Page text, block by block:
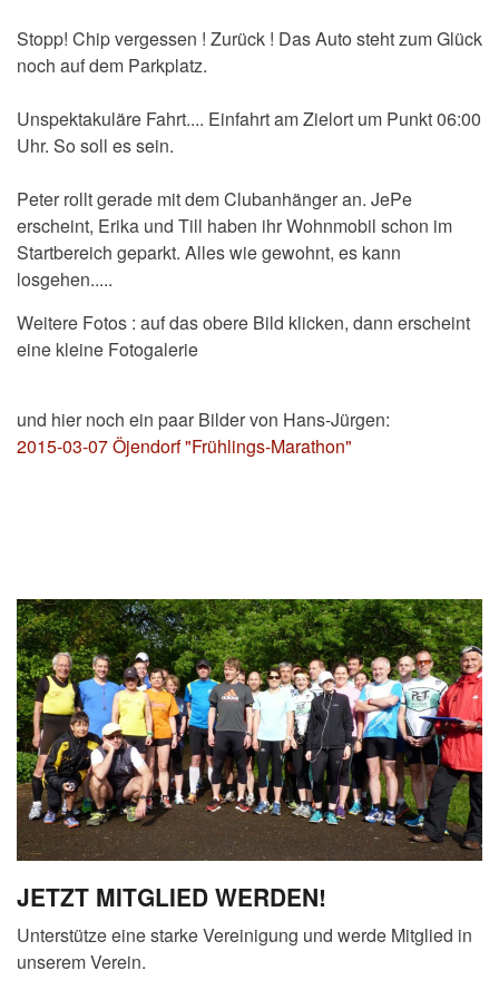
Stopp! Chip vergessen ! Zurück ! Das Auto steht zum Glück
noch auf dem Parkplatz.
Unspektakuläre Fahrt.... Einfahrt am Zielort um Punkt 06:00
Uhr. So soll es sein.
Peter rollt gerade mit dem Clubanhänger an. JePe
erscheint, Erika und Till haben ihr Wohnmobil schon im
Startbereich geparkt. Alles wie gewohnt, es kann
losgehen.....
Weitere Fotos : auf das obere Bild klicken, dann erscheint
eine kleine Fotogalerie
und hier noch ein paar Bilder von Hans-Jürgen:
2015-03-07 Öjendorf "Frühlings-Marathon"
JETZT MITGLIED WERDEN!
Unterstütze eine starke Vereinigung und werde Mitglied in
unserem Verein.